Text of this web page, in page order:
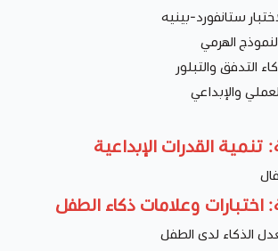
ستانفورد-بينيه
الهرمي
التدفق والتبلور
والإبداعي
تنمية القدرات الإبداعية
اختبارات وعلامات ذكاء الطفل
الذكاء لدى الطفل